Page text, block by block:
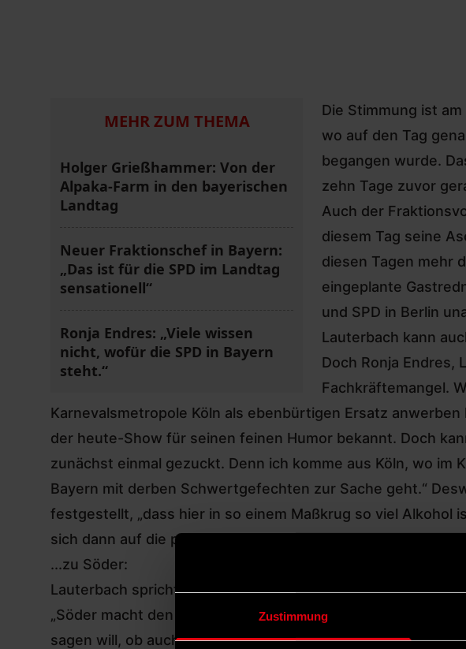
Zustimmung
MEHR ZUM THEMA
Holger Grießhammer: Von der
Alpaka-Farm in den bayerischen
Landtag
Neuer Fraktionschef in Bayern:
„Das ist für die SPD im Landtag
sensationell“
Ronja Endres: „Viele wissen
nicht, wofür die SPD in Bayern
steht.“
Die Stimmung ist
wo auf den Tag
begangen wurde.
zehn Tage zuvor
Auch der
diesem Tag seine
diesen Tagen mehr
eingeplante
und SPD in Berlin
Lauterbach kann
Doch Ronja Endres,
Fachkräftemangel.
Karnevalsmetropole Köln als ebenbürtigen Ersatz
der heute-Show für seinen feinen Humor bekannt. Doch
zunächst einmal gezuckt. Denn ich komme aus Köln, wo
Bayern mit derben Schwertgefechten zur Sache geht.“
festgestellt, „dass hier in so einem Maßkrug so viel Alkohol
sich dann auf die politische Konkurrenz ein.
...zu Söder:
Lauterbach spricht das Kostüm an, mit dem der bayerische
„Söder macht den Elvis der späten Jahre, der schon viel
sagen will, ob auch für ihn die besten Jahre vorbei sind.“